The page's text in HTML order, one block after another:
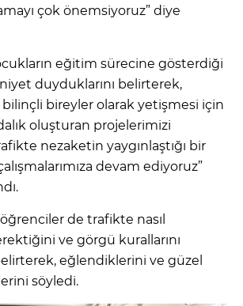
çok önemsiyoruz” diye
eğitim sürecine gösterdiği
duyduklarını belirterek,
bilinçli bireyler olarak yetişmesi için
oluşturan projelerimizi
nezaketin yaygınlaştığı bir
devam ediyoruz”
de trafikte nasıl
ve görgü kurallarını
eğlendiklerini ve güzel
söyledi.